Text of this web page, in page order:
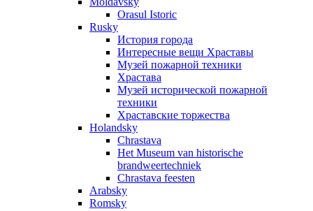
Orasul Istoric
Rusky
История города
Интересные вещи Храставы
Музей пожарной техники
Храстава
Музей исторической пожарной
техники
Храставские торжества
Holandsky
Chrastava
Het Museum van historische
brandweertechniek
Chrastava feesten
Arabsky
Romsky